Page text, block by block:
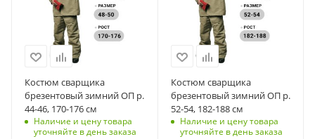
Россия
оливковые
Класс защиты
Вес, кг
2.1
Костюм сварщика
брезентовый зимний ОП р.
44-46, 170-176 см
Наличие и цену товара
уточняйте в день заказа
Россия
оливковые
Класс защиты
Вес, кг
2.1
Костюм сварщика
брезентовый зимний ОП р.
52-54, 182-188 см
Наличие и цену товара
уточняйте в день заказа